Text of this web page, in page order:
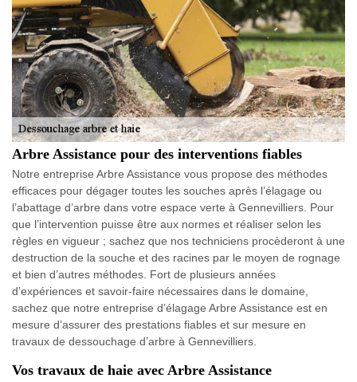
Arbre Assistance pour des interventions fiables
Notre entreprise Arbre Assistance vous propose des méthodes
efficaces pour dégager toutes les souches après l’élagage ou
l’abattage d’arbre dans votre espace verte à Gennevilliers. Pour
que l’intervention puisse être aux normes et réaliser selon les
règles en vigueur ; sachez que nos techniciens procèderont à une
destruction de la souche et des racines par le moyen de rognage
et bien d’autres méthodes. Fort de plusieurs années
d’expériences et savoir-faire nécessaires dans le domaine,
sachez que notre entreprise d’élagage Arbre Assistance est en
mesure d’assurer des prestations fiables et sur mesure en
travaux de dessouchage d’arbre à Gennevilliers.
Vos travaux de haie avec Arbre Assistance